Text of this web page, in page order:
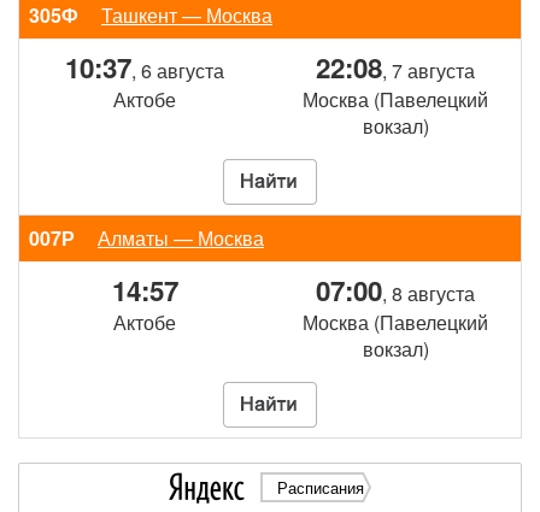
305Ф
Ташкент — Москва
10:37, 6 августа
Актобе
22:08, 7 августа
Москва (Павелецкий
вокзал)
007Р Алматы — Москва
14:57
Актобе
07:00, 8 августа
Москва (Павелецкий
вокзал)
Расписания